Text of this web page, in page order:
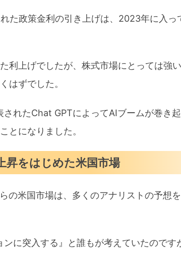
た政策金利の引き上げは、2023年に入っ
利上げでしたが、株式市場にとっては強
はずでした。
れたChat GPTによってAIブームが巻き
とになりました。
昇をはじめた米国市場
の米国市場は、多くのアナリストの予想
ンに突入する』と誰もが考えていたので